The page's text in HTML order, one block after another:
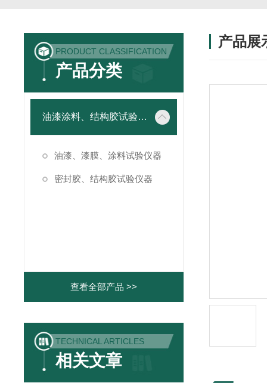
PRODUCT CLASSIFICATION
产品分类
油漆涂料、结构胶试验仪器
油漆、漆膜、涂料试验仪器
密封胶、结构胶试验仪器
查看全部产品 >>
TECHNICAL ARTICLES
相关文章
产品展